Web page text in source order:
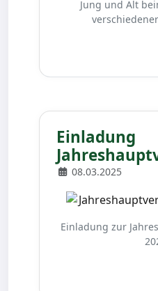
Jung und Alt
Einladung
08.03.2025
Einladung zur